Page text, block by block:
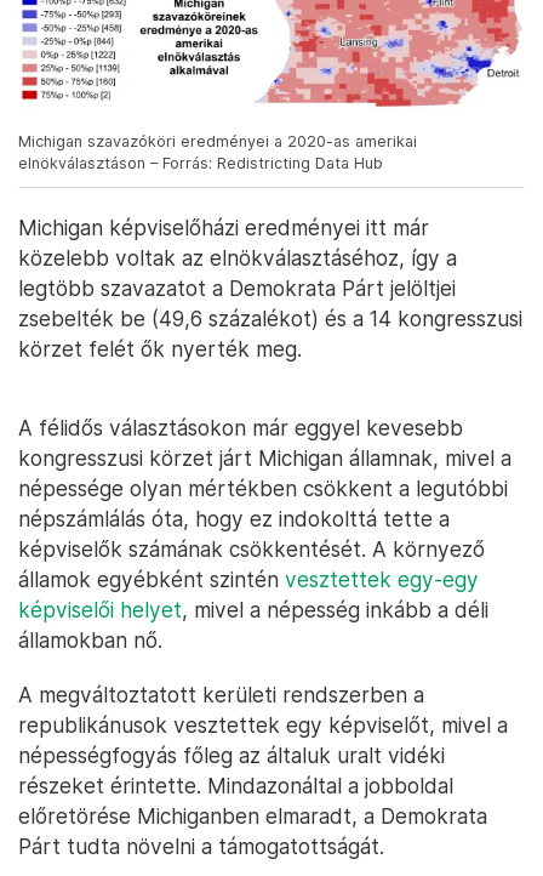
Michigan szavazóköri eredményei a 2020-as amerikai
elnökválasztáson – Forrás: Redistricting Data Hub
Michigan képviselőházi eredményei itt már
közelebb voltak az elnökválasztáséhoz, így a
legtöbb szavazatot a Demokrata Párt jelöltjei
zsebelték be (49,6 százalékot) és a 14 kongresszusi
körzet felét ők nyerték meg.
A félidős választásokon már eggyel kevesebb
kongresszusi körzet járt Michigan államnak, mivel a
népessége olyan mértékben csökkent a legutóbbi
népszámlálás óta, hogy ez indokolttá tette a
képviselők számának csökkentését. A környező
államok egyébként szintén vesztettek egy-egy
képviselői helyet, mivel a népesség inkább a déli
államokban nő.
A megváltoztatott kerületi rendszerben a
republikánusok vesztettek egy képviselőt, mivel a
népességfogyás főleg az általuk uralt vidéki
részeket érintette. Mindazonáltal a jobboldal
előretörése Michiganben elmaradt, a Demokrata
Párt tudta növelni a támogatottságát.